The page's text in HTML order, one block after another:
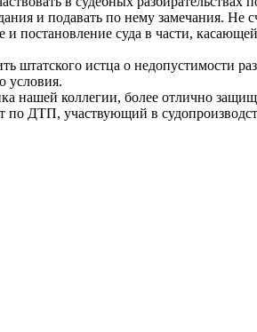
и подавать по нему замечания.
и постановление суда в части,
штатского истца о недопустимости
условия.
нашей коллегии, более отлично
ДТП, участвующий в